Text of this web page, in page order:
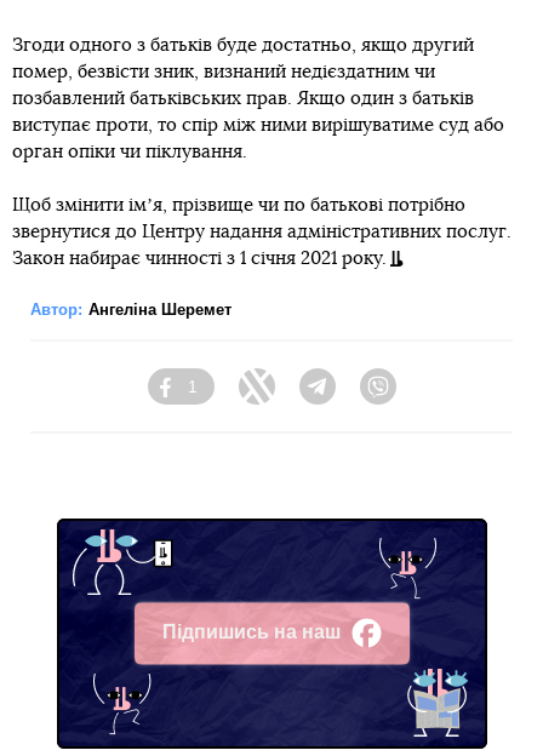
Згоди одного з батьків буде достатньо, якщо другий
помер, безвісти зник, визнаний недієздатним чи
позбавлений батьківських прав. Якщо один з батьків
виступає проти, то спір між ними вирішуватиме суд або
орган опіки чи піклування.
Щоб змінити імʼя, прізвище чи по батькові потрібно
звернутися до Центру надання адміністративних послуг.
Закон набирає чинності з 1 січня 2021 року.
Автор: Ангеліна Шеремет
Facebook
1
Twitter TelegramViber
Підпишись на наш
Facebook